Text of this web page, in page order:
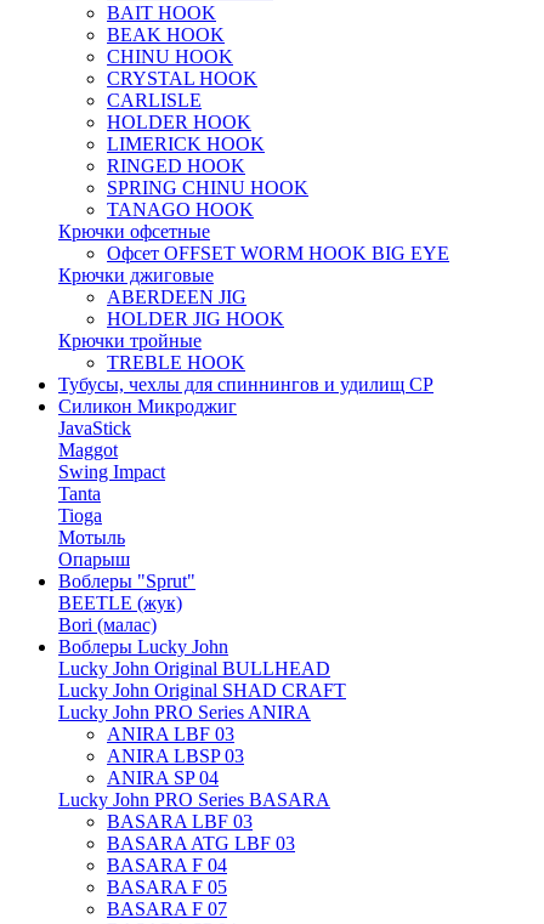
BAIT HOOK
BEAK HOOK
CHINU HOOK
CRYSTAL HOOK
CARLISLE
HOLDER HOOK
LIMERICK HOOK
RINGED HOOK
SPRING CHINU HOOK
TANAGO HOOK
Крючки офсетные
Офсет OFFSET WORM HOOK BIG EYE
Крючки джиговые
ABERDEEN JIG
HOLDER JIG HOOK
Крючки тройные
TREBLE HOOK
Тубусы, чехлы для спиннингов и удилищ СР
Силикон Микроджиг
JavaStick
Maggot
Swing Impact
Tanta
Tioga
Мотыль
Опарыш
Воблеры "Sprut"
BEETLE (жук)
Bori (малас)
Воблеры Lucky John
Lucky John Original BULLHEAD
Lucky John Original SHAD CRAFT
Lucky John PRO Series ANIRA
ANIRA LBF 03
ANIRA LBSP 03
ANIRA SP 04
Lucky John PRO Series BASARA
BASARA LBF 03
BASARA ATG LBF 03
BASARA F 04
BASARA F 05
BASARA F 07